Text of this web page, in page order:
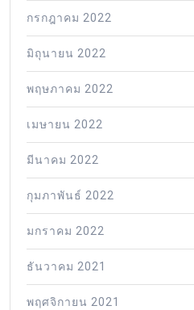
กรกฎาคม 2022
มิถุนายน 2022
พฤษภาคม 2022
เมษายน 2022
มีนาคม 2022
กุมภาพันธ์ 2022
มกราคม 2022
ธันวาคม 2021
พฤศจิกายน 2021